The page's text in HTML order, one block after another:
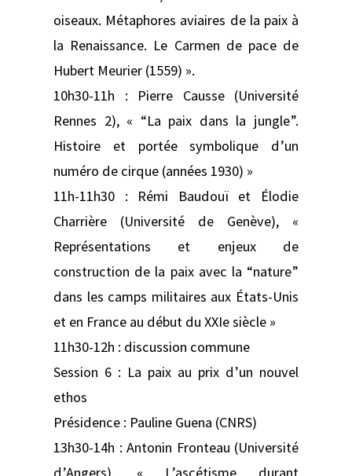
oiseaux. Métaphores aviaires de la paix à
la Renaissance. Le Carmen de pace de
Hubert Meurier (1559) ».
10h30-11h : Pierre Causse (Université
Rennes 2), « “La paix dans la jungle”.
Histoire et portée symbolique d’un
numéro de cirque (années 1930) »
11h-11h30 : Rémi Baudouï et Élodie
Charrière (Université de Genève), «
Représentations et enjeux de
construction de la paix avec la “nature”
dans les camps militaires aux États-Unis
et en France au début du XXIe siècle »
11h30-12h : discussion commune
Session 6 : La paix au prix d’un nouvel
ethos
Présidence : Pauline Guena (CNRS)
13h30-14h : Antonin Fronteau (Université